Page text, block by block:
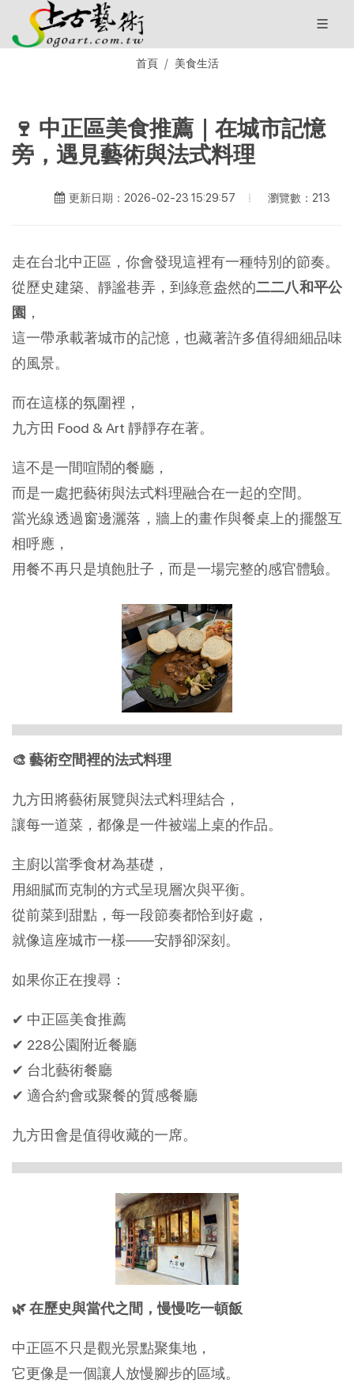
首頁 美食生活
🍷 中正區美食推薦｜在城市記憶
旁，遇見藝術與法式料理
更新日期：2026-02-23 15:29:57 瀏覽數：213
走在台北中正區，你會發現這裡有一種特別的節奏。
從歷史建築、靜謐巷弄，到綠意盎然的二二八和平公
園 ，
這一帶承載著城市的記憶，也藏著許多值得細細品味
的風景。
而在這樣的氛圍裡，
九方田 Food & Art 靜靜存在著。
這不是一間喧鬧的餐廳，
而是一處把藝術與法式料理融合在一起的空間。
當光線透過窗邊灑落，牆上的畫作與餐桌上的擺盤互
相呼應，
用餐不再只是填飽肚子，而是一場完整的感官體驗。
🎨 藝術空間裡的法式料理
九方田將藝術展覽與法式料理結合，
讓每一道菜，都像是一件被端上桌的作品。
主廚以當季食材為基礎，
用細膩而克制的方式呈現層次與平衡。
從前菜到甜點，每一段節奏都恰到好處，
就像這座城市一樣——安靜卻深刻。
如果你正在搜尋：
✔ 中正區美食推薦
✔ 228公園附近餐廳
✔ 台北藝術餐廳
✔ 適合約會或聚餐的質感餐廳
九方田會是值得收藏的一席。
🌿 在歷史與當代之間，慢慢吃一頓飯
中正區不只是觀光景點聚集地，
它更像是一個讓人放慢腳步的區域。